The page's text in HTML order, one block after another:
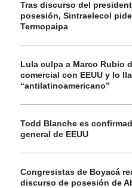
Tras discurso del
posesión, Sintraelecol
Termopaipa
Lula culpa a Marco Rubio
comercial con EEUU y lo
“antilatinoamericano”
Todd Blanche es
general de EEUU
Congresistas de Boyacá
discurso de posesión de